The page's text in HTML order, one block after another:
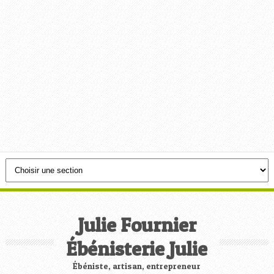
Julie Fournier
Ébénisterie Julie
Ébéniste, artisan, entrepreneur